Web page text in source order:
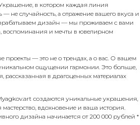
в котором каждая линия
не случайность, а отражение вашего вкуса и
дизайн — мы проживаем с вами
воспоминания и мечты в ювелирном
проекты — это не о трендах, а о вас. О вашем
ощущении гармонии. Это больше,
рассказанная в драгоценных материалах
создаются уникальные украшения,
мастерство, вдохновение и ваша история.
дизайна начинается от 200 000 рублей *